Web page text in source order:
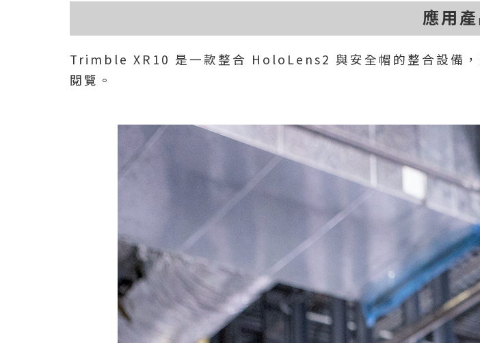
應用產
Trimble XR10 是一款整合 HoloLens2 與安全帽的整合設備，
閱覽。